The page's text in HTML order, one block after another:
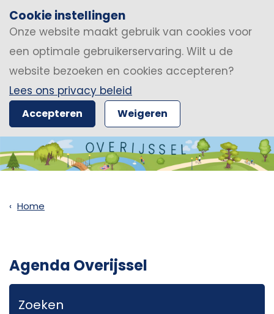
Cookie instellingen
Onze website maakt gebruik van cookies voor
een optimale gebruikerservaring. Wilt u de
website bezoeken en cookies accepteren?
Lees ons privacy beleid
Accepteren Weigeren
Home
Agenda Overijssel
Zoeken